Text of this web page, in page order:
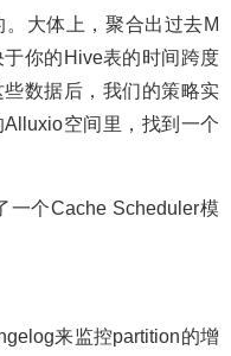
大体上，聚合出过去M
你的Hive表的时间跨度
数据后，我们的策略实
空间里，找到一个
个Cache Scheduler模
来监控partition的增